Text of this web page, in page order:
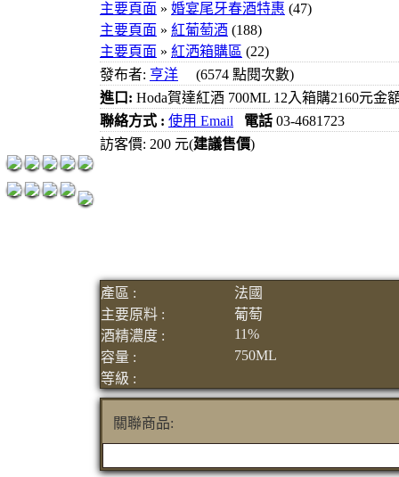
主要頁面 » 婚宴尾牙春酒特惠 (47)
主要頁面 » 紅葡萄酒 (188)
主要頁面 » 紅洒箱購區 (22)
發布者: 亨洋 (6574 點閱次數)
進口: Hoda賀達紅酒 700ML 12入箱購2160元金
聯絡方式 : 使用 Email 電話 03-4681723
訪客價: 200 元(建議售價)
產區 :
法國
主要原料 :
葡萄
酒精濃度 :
11%
容量 :
750ML
等級 :
關聯商品: